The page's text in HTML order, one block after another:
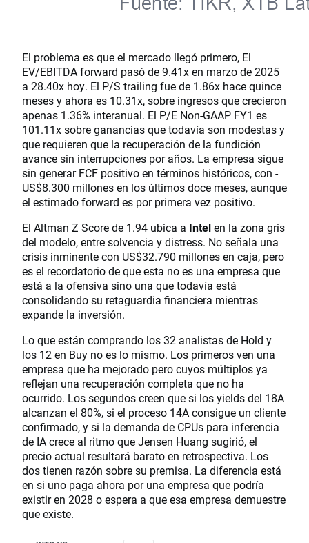
El problema es que el mercado llegó primero, El
EV/EBITDA forward pasó de 9.41x en marzo de 2025
a 28.40x hoy. El P/S trailing fue de 1.86x hace quince
meses y ahora es 10.31x, sobre ingresos que crecieron
apenas 1.36% interanual. El P/E Non-GAAP FY1 es
101.11x sobre ganancias que todavía son modestas y
que requieren que la recuperación de la fundición
avance sin interrupciones por años. La empresa sigue
sin generar FCF positivo en términos históricos, con -
US$8.300 millones en los últimos doce meses, aunque
el estimado forward es por primera vez positivo.
El Altman Z Score de 1.94 ubica a Intelen la zona gris
del modelo, entre solvencia y distress. No señala una
crisis inminente con US$32.790 millones en caja, pero
es el recordatorio de que esta no es una empresa que
está a la ofensiva sino una que todavía está
consolidando su retaguardia financiera mientras
expande la inversión.
Lo que están comprando los 32 analistas de Hold y
los 12 en Buy no es lo mismo. Los primeros ven una
empresa que ha mejorado pero cuyos múltiplos ya
reflejan una recuperación completa que no ha
ocurrido. Los segundos creen que si los yields del 18A
alcanzan el 80%, si el proceso 14A consigue un cliente
confirmado, y si la demanda de CPUs para inferencia
de IA crece al ritmo que Jensen Huang sugirió, el
precio actual resultará barato en retrospectiva. Los
dos tienen razón sobre su premisa. La diferencia está
en si uno paga ahora por una empresa que podría
existir en 2028 o espera a que esa empresa demuestre
que existe.